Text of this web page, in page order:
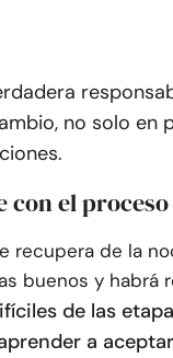
no solo en
con el
recupera de la
buenos y habrá
de las
a